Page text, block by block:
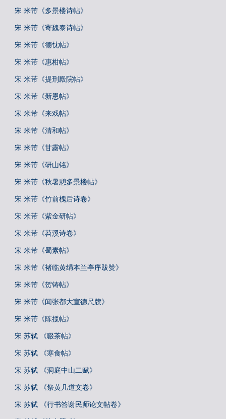
宋 米芾《多景楼诗帖》
宋 米芾《寄魏泰诗帖》
宋 米芾《德忱帖》
宋 米芾《惠柑帖》
宋 米芾《提刑殿院帖》
宋 米芾《新恩帖》
宋 米芾《来戏帖》
宋 米芾《清和帖》
宋 米芾《甘露帖》
宋 米芾《研山铭》
宋 米芾《秋暑憩多景楼帖》
宋 米芾《竹前槐后诗卷》
宋 米芾《紫金研帖》
宋 米芾《苕溪诗卷》
宋 米芾《蜀素帖》
宋 米芾《褚临黄绢本兰亭序跋赞》
宋 米芾《贺铸帖》
宋 米芾《闻张都大宣德尺牍》
宋 米芾《陈揽帖》
宋 苏轼 《啜茶帖》
宋 苏轼 《寒食帖》
宋 苏轼 《洞庭中山二赋》
宋 苏轼 《祭黄几道文卷》
宋 苏轼 《行书答谢民师论文帖卷》